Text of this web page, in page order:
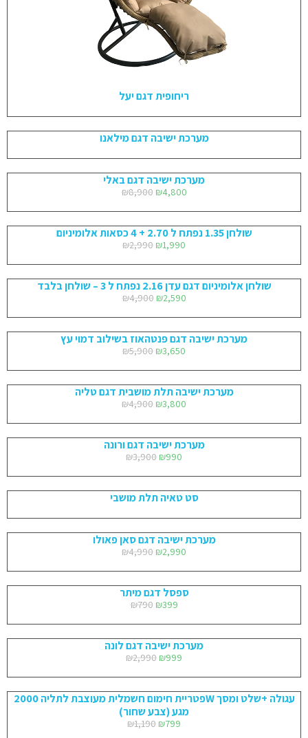
ריחופית דגם יעל
מערכת ישיבה דגם מילאנו
מערכת ישיבה דגם באלי
₪8,900 ₪4,800
שולחן 1.35 נפתח ל 2.70 + 4 כסאות אלומיניום
₪2,990 ₪1,990
שולחן אלומיניום דגם עדן 2.16 נפתח ל 3 – שולחן בלבד
₪4,900 ₪2,590
מערכת ישיבה דגם פנטהאוז בשילוב דמוי עץ
₪5,900 ₪3,650
מערכת ישיבה תלת מושבית דגם טליה
₪4,900 ₪3,800
מערכת ישיבה דגם ורונה
₪3,900 ₪990
סט טאיה תלת מושבי
מערכת ישיבה דגם סאן פאולו
₪4,990 ₪2,990
ספסל דגם מיתר
₪790 ₪399
מערכת ישיבה דגם לונה
₪2,990 ₪999
פטריית חימום חשמלית מעוצבת לתליה 2000W עגולה +שלט ומסך
מגע (צבע שחור)
₪1,190 ₪799